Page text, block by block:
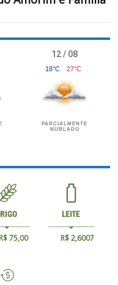
12 / 08
18°C 27°C
PARCIALMENTE
NUBLADO
R$ 75,00 R$ 2,6007